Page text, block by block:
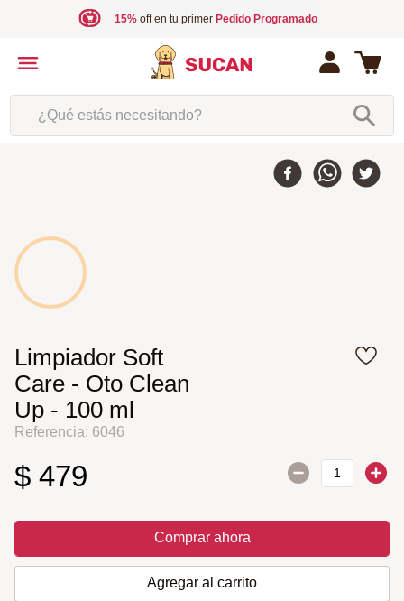
15%off en tu primer Pedido Programado
¿Qué estás necesitando?
Limpiador Soft
Care - Oto Clean
Up - 100 ml
Referencia: 6046
$ 479
Comprar ahora
Agregar al carrito